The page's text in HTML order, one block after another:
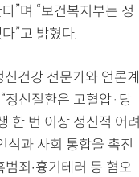
”며 “보건복지부는 정
”고 밝혔다.
건강 전문가와 언론계
정신질환은 고혈압·당
한 번 이상 정신적 어려
식과 사회 통합을 촉진
죄‧흉기테러 등 혐오